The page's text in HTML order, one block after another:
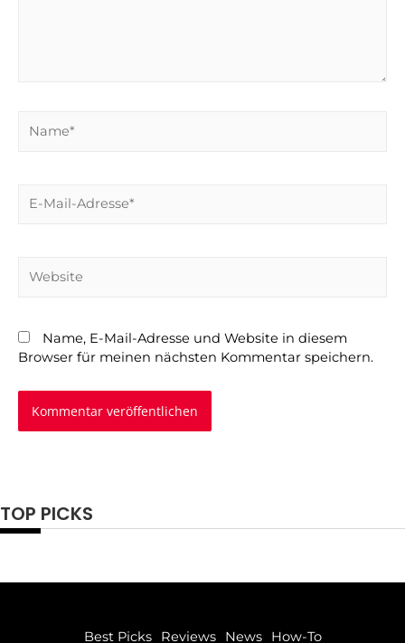
Name, E-Mail-Adresse und Website in diesem
Browser für meinen nächsten Kommentar speichern.
TOP PICKS
Best Picks Reviews News How-To